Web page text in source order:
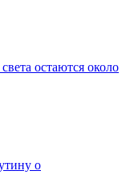
остаются около
о